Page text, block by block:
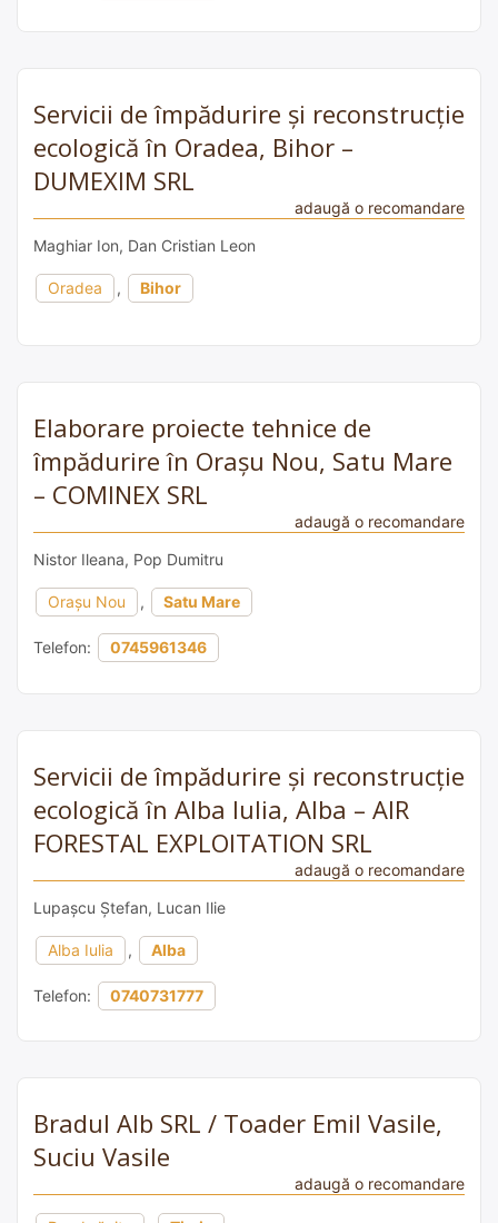
Servicii de împădurire și reconstrucție
ecologică în Oradea, Bihor –
DUMEXIM SRL
adaugă o recomandare
Maghiar Ion, Dan Cristian Leon
Oradea , Bihor
Elaborare proiecte tehnice de
împădurire în Orașu Nou, Satu Mare
– COMINEX SRL
adaugă o recomandare
Nistor Ileana, Pop Dumitru
Orașu Nou , Satu Mare
Telefon: 0745961346
Servicii de împădurire și reconstrucție
ecologică în Alba Iulia, Alba – AIR
FORESTAL EXPLOITATION SRL
adaugă o recomandare
Lupașcu Ștefan, Lucan Ilie
Alba Iulia , Alba
Telefon: 0740731777
Bradul Alb SRL / Toader Emil Vasile,
Suciu Vasile
adaugă o recomandare